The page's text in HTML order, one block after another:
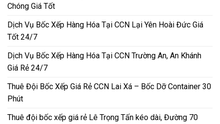
Chóng Giá Tốt
Dịch Vụ Bốc Xếp Hàng Hóa Tại CCN Lại Yên Hoài Đức Giá
Tốt 24/7
Dịch Vụ Bốc Xếp Hàng Hóa Tại CCN Trường An, An Khánh
Giá Rẻ 24/7
Thuê Đội Bốc Xếp Giá Rẻ CCN Lai Xá – Bốc Dỡ Container 30
Phút
Thuê đội bốc xếp giá rẻ Lê Trọng Tấn kéo dài, Đường 70